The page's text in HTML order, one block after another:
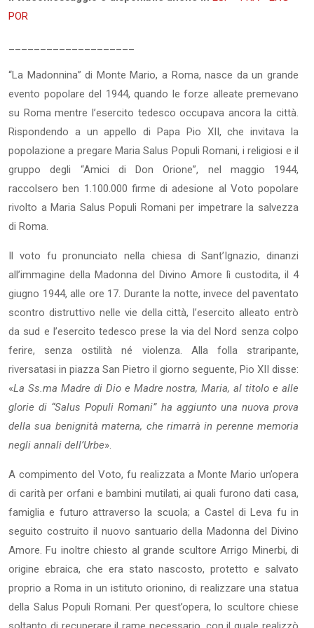
POR
“La Madonnina” di Monte Mario, a Roma, nasce da un grande
evento popolare del 1944, quando le forze alleate premevano
su Roma mentre l’esercito tedesco occupava ancora la città.
Rispondendo a un appello di Papa Pio XII, che invitava la
popolazione a pregare Maria Salus Populi Romani, i religiosi e il
gruppo degli “Amici di Don Orione”, nel maggio 1944,
raccolsero ben 1.100.000 firme di adesione al Voto popolare
rivolto a Maria Salus Populi Romani per impetrare la salvezza
di Roma.
Il voto fu pronunciato nella chiesa di Sant’Ignazio, dinanzi
all’immagine della Madonna del Divino Amore lì custodita, il 4
giugno 1944, alle ore 17. Durante la notte, invece del paventato
scontro distruttivo nelle vie della città, l’esercito alleato entrò
da sud e l’esercito tedesco prese la via del Nord senza colpo
ferire, senza ostilità né violenza. Alla folla straripante,
riversatasi in piazza San Pietro il giorno seguente, Pio XII disse:
«La Ss.ma Madre di Dio e Madre nostra, Maria, al titolo e alle
glorie di “Salus Populi Romani” ha aggiunto una nuova prova
della sua benignità materna, che rimarrà in perenne memoria
negli annali dell’Urbe».
A compimento del Voto, fu realizzata a Monte Mario un’opera
di carità per orfani e bambini mutilati, ai quali furono dati casa,
famiglia e futuro attraverso la scuola; a Castel di Leva fu in
seguito costruito il nuovo santuario della Madonna del Divino
Amore. Fu inoltre chiesto al grande scultore Arrigo Minerbi, di
origine ebraica, che era stato nascosto, protetto e salvato
proprio a Roma in un istituto orionino, di realizzare una statua
della Salus Populi Romani. Per quest’opera, lo scultore chiese